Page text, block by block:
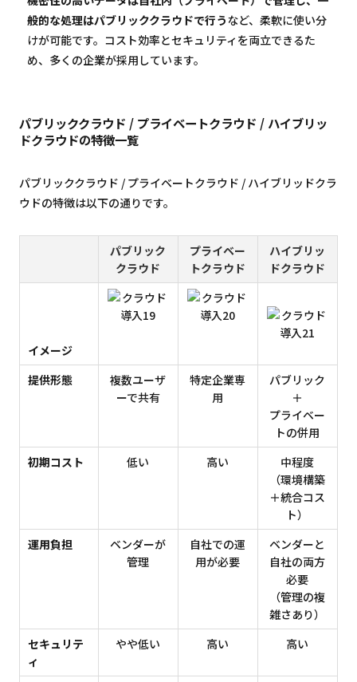
般的な処理はパブリッククラウドで行うなど、柔軟に使い分
けが可能です。コスト効率とセキュリティを両立できるた
め、多くの企業が採用しています。
パブリッククラウド / プライベートクラウド / ハイブリッ
ドクラウドの特徴一覧
パブリッククラウド / プライベートクラウド / ハイブリッドクラ
ウドの特徴は以下の通りです。
パブリック
クラウド
プライベー
トクラウド
ハイブリッ
ドクラウド
イメージ
提供形態
複数ユーザ
ーで共有
特定企業専
用
パブリック
＋
プライベー
トの併用
初期コスト
低い 高い
中程度
（環境構築
＋統合コス
ト）
運用負担
ベンダーが
管理
自社での運
用が必要
ベンダーと
自社の両方
必要
（管理の複
雑さあり）
セキュリテ
ィ
やや低い 高い 高い